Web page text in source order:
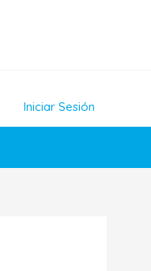
Iniciar Sesión